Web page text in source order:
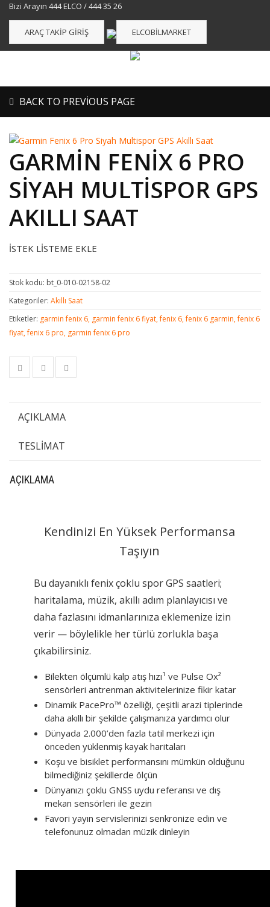
Bizi Arayın 444 ELCO / 444 35 26
ARAÇ TAKIP GIRIŞ ELCOBILMARKET
BACK TO PREVIOUS PAGE
GARMIN FENIX 6 PRO
SIYAH MULTISPOR GPS
AKILLI SAAT
İSTEK LISTEME EKLE
Stok kodu: bt_0-010-02158-02
Kategoriler: Akıllı Saat
Etiketler: garmin fenix 6, garmin fenix 6 fiyat, fenix 6, fenix 6 garmin, fenix 6
fiyat, fenix 6 pro, garmin fenix 6 pro
AÇIKLAMA
TESLIMAT
AÇIKLAMA
Kendinizi En Yüksek Performansa
Taşıyın
Bu dayanıklı fenix çoklu spor GPS saatleri;
haritalama, müzik, akıllı adım planlayıcısı ve
daha fazlasını idmanlarınıza eklemenize izin
verir — böylelikle her türlü zorlukla başa
çıkabilirsiniz.
Bilekten ölçümlü kalp atış hızı¹ ve Pulse Ox²
sensörleri antrenman aktivitelerinize fikir katar
Dinamik PacePro™ özelliği, çeşitli arazi tiplerinde
daha akıllı bir şekilde çalışmanıza yardımcı olur
Dünyada 2.000’den fazla tatil merkezi için
önceden yüklenmiş kayak haritaları
Koşu ve bisiklet performansını mümkün olduğunu
bilmediğiniz şekillerde ölçün
Dünyanızı çoklu GNSS uydu referansı ve dış
mekan sensörleri ile gezin
Favori yayın servislerinizi senkronize edin ve
telefonunuz olmadan müzik dinleyin